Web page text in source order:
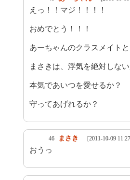
えっ！！マジ！！！！
おめでとう！！！
あーちゃんのクラスメイトと
まさきは、浮気を絶対しない
本気であいつを愛せるか？
守ってあげれるか？
46 まさき [2011-10-09
おうっ